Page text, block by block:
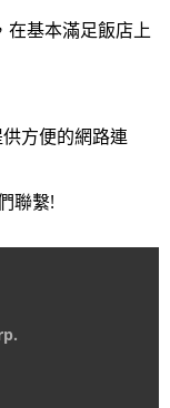
基本滿足飯店上
方便的網路連
聯繫!